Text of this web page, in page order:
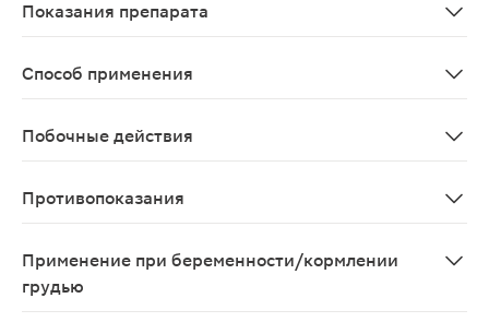
Показания препарата
Способ применения
Побочные действия
Противопоказания
Применение при беременности/кормлении
грудью